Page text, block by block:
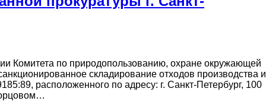
Комитета по природопользованию, охране окружающей
складирование отходов производства и
расположенного по адресу: г. Санкт-Петербург, 100